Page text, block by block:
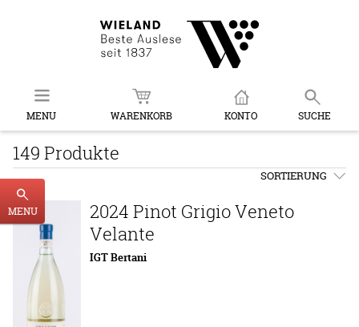
MENU WARENKORB KONTO SUCHE
MENU
149 Produkte
SORTIERUNG
2024 Pinot Grigio Veneto
Velante
IGT Bertani